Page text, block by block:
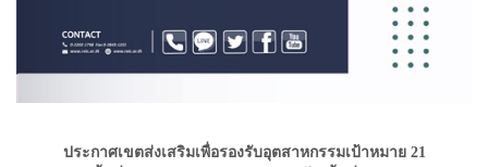
ประกาศเขตส่งเสริมเพื่อรองรับอุตสาหกรรมเป้าหมาย 21